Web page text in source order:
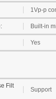
1Vp-p
Built-in
Yes
Filt
Support